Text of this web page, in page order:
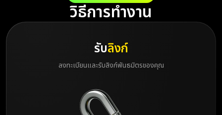
วิธีการทำงาน
รับลิงก์
ลงทะเบียนและรับลิงก์พันธมิตรของคุณ